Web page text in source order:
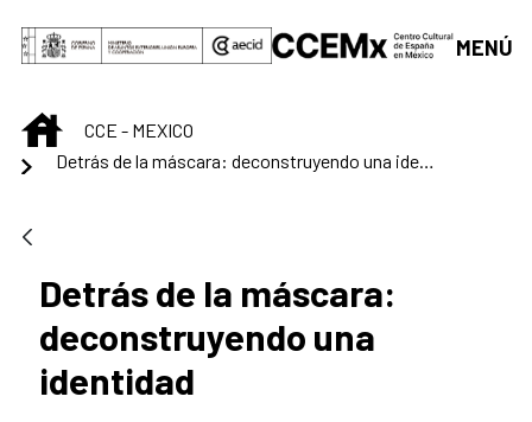
Saltar al contenido principal
MENÚ
INICIOCCE - MEXICO
Detrás de la máscara: deconstruyendo una identidad
Detrás de la máscara:
deconstruyendo una
identidad